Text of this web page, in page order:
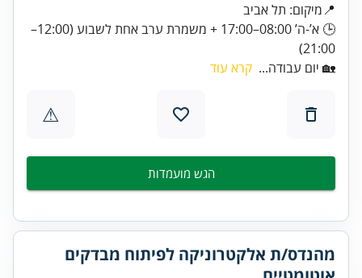
🕒 א’-ה’ 08:00–17:00 + משמרת ערב אחת לשבוע (12:00–
21:00)
🏡 יום עבודה... קרא עוד
⚠
הגש מועמדות
מהנדס/ת אלקטרוניקה לפיתוח מבדקים